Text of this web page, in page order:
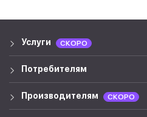
Услуги СКОРО
Потребителям
Производителям СКОРО